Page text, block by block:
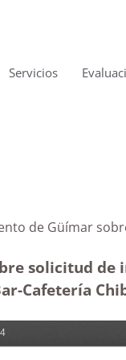
Servicios
de
solicitud
Cafetería